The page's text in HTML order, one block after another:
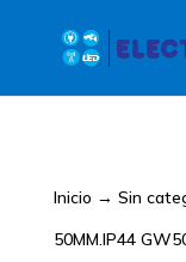
Inicio → Sin
50MM.IP44